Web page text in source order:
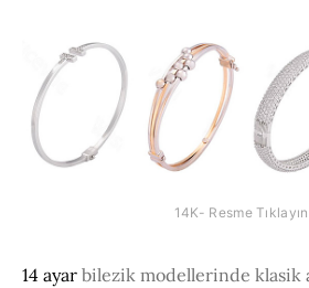
14K- Resme
14 ayar bilezik modellerinde klasik